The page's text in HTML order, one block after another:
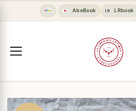
AbeBook LRbook